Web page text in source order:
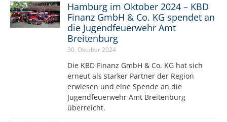
Hamburg im Oktober 2024 – KBD
Finanz GmbH & Co. KG spendet an
die Jugendfeuerwehr Amt
Breitenburg
30. Oktober 2024
Die KBD Finanz GmbH & Co. KG hat sich
erneut als starker Partner der Region
erwiesen und eine Spende an die
Jugendfeuerwehr Amt Breitenburg
überreicht.